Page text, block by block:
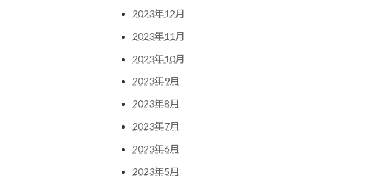
2023年12月
2023年11月
2023年10月
2023年9月
2023年8月
2023年7月
2023年6月
2023年5月